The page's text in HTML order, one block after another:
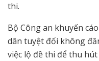
thi.
Bộ Công an khuyến
dân tuyệt đối không
việc lộ đề thi để thu